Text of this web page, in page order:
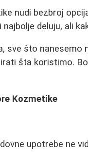
nudi bezbroj
deluju, ali
sve što
šta koristimo.
Kozmetike
upotrebe ne